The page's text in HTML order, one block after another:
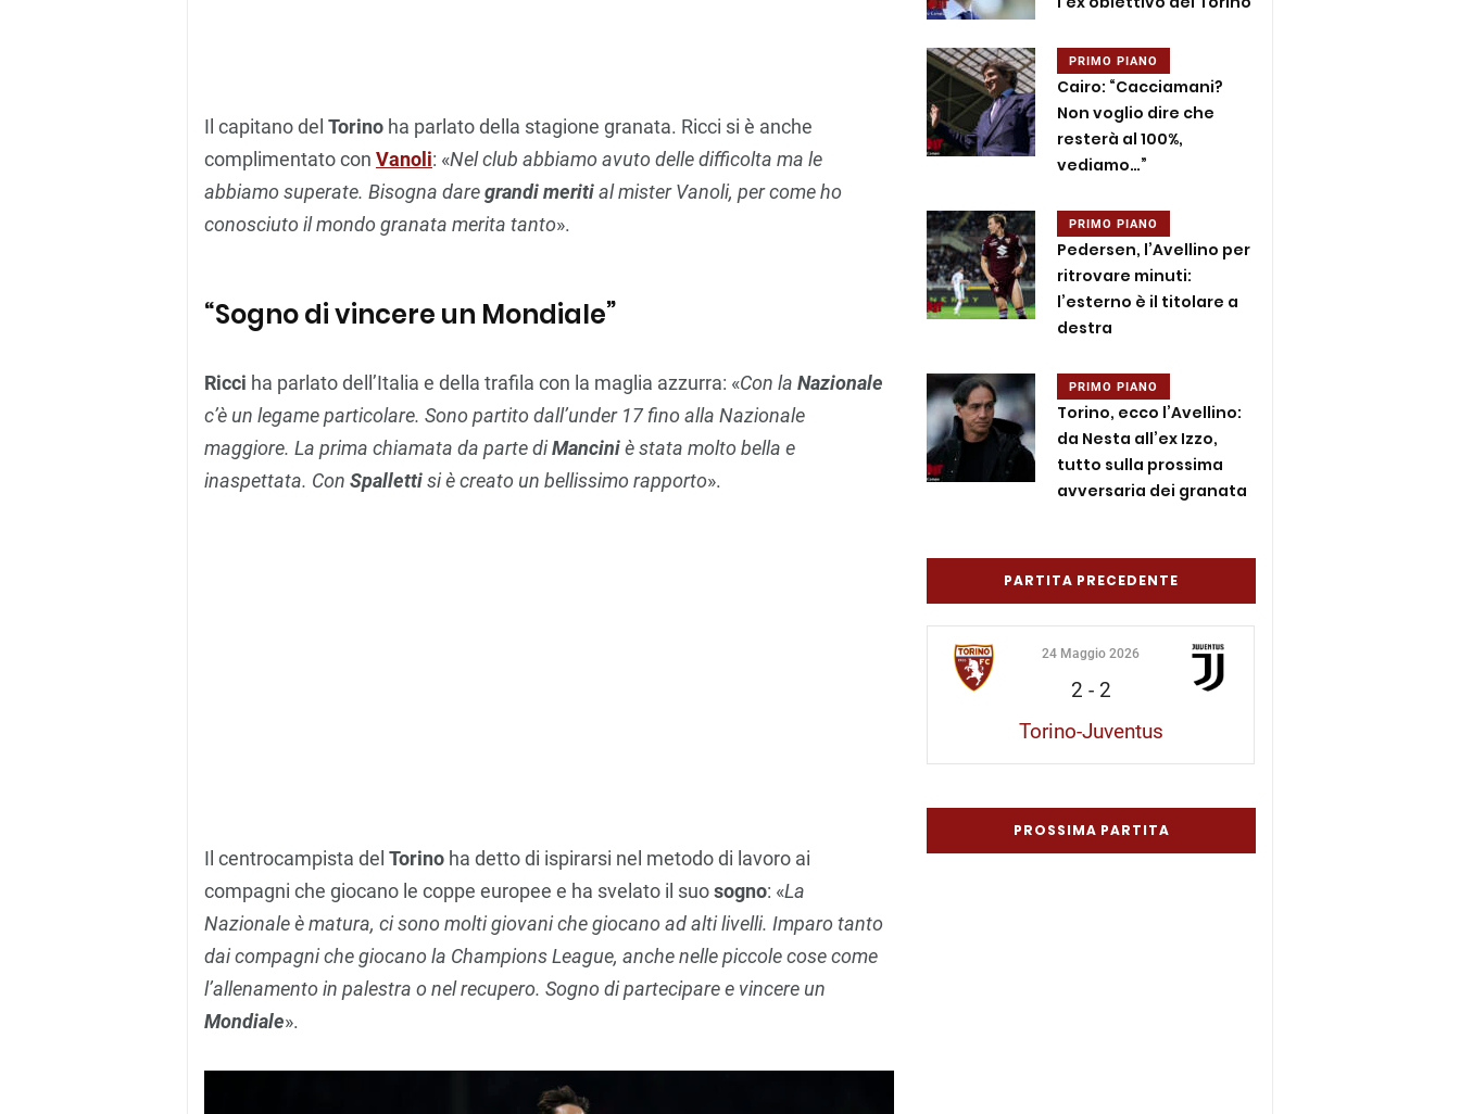
Il capitano del Torino ha parlato della stagione granata. Ricci si è anche
complimentato con Vanoli: «Nel club abbiamo avuto delle difficolta ma le
abbiamo superate. Bisogna daregrandi meritial mister Vanoli, per come ho
conosciuto il mondo granata merita tanto».
“Sogno di vincere un Mondiale”
Ricci ha parlato dell’Italia e della trafila con la maglia azzurra: «Con la Nazionale
c’è un legame particolare. Sono partito dall’under 17 fino alla Nazionale
maggiore. La prima chiamata da parte diManciniè stata molto bella e
inaspettata. Con Spallettisi è creato un bellissimo rapporto».
Il centrocampista del Torino ha detto di ispirarsi nel metodo di lavoro ai
compagni che giocano le coppe europee e ha svelato il suosogno: «La
Nazionale è matura, ci sono molti giovani che giocano ad alti livelli. Imparo tanto
dai compagni che giocano la Champions League, anche nelle piccole cose come
l’allenamento in palestra o nel recupero. Sogno di partecipare e vincere un
Mondiale».
PRIMO PIANO
Cairo: “Cacciamani?
Non voglio dire che
resterà al 100%,
vediamo…”
PRIMO PIANO
Pedersen, l’Avellino per
ritrovare minuti:
l’esterno è il titolare a
destra
PRIMO PIANO
Torino, ecco l’Avellino:
da Nesta all’ex Izzo,
tutto sulla prossima
avversaria dei granata
PARTITA PRECEDENTE
24 Maggio 2026
2 - 2
Torino-Juventus
PROSSIMA PARTITA